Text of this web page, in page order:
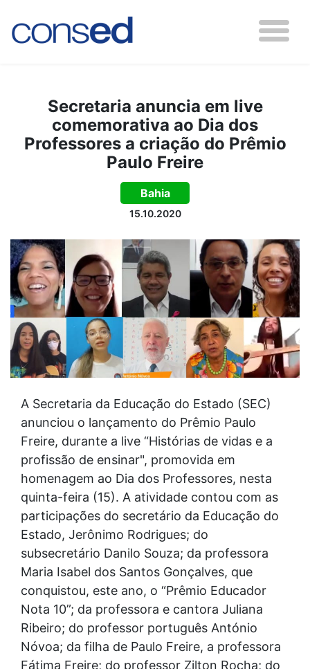
Secretaria anuncia em live
comemorativa ao Dia dos
Professores a criação do Prêmio
Paulo Freire
Bahia
15.10.2020
A Secretaria da Educação do Estado (SEC)
anunciou o lançamento do Prêmio Paulo
Freire, durante a live “Histórias de vidas e a
profissão de ensinar", promovida em
homenagem ao Dia dos Professores, nesta
quinta-feira (15). A atividade contou com as
participações do secretário da Educação do
Estado, Jerônimo Rodrigues; do
subsecretário Danilo Souza; da professora
Maria Isabel dos Santos Gonçalves, que
conquistou, este ano, o “Prêmio Educador
Nota 10”; da professora e cantora Juliana
Ribeiro; do professor português António
Nóvoa; da filha de Paulo Freire, a professora
Fátima Freire; do professor Zilton Rocha; do